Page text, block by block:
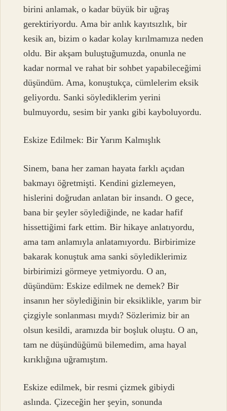
birini anlamak, o kadar büyük bir uğraş
gerektiriyordu. Ama bir anlık kayıtsızlık, bir
kesik an, bizim o kadar kolay kırılmamıza neden
oldu. Bir akşam buluştuğumuzda, onunla ne
kadar normal ve rahat bir sohbet yapabileceğimi
düşündüm. Ama, konuştukça, cümlelerim eksik
geliyordu. Sanki söylediklerim yerini
bulmuyordu, sesim bir yankı gibi kayboluyordu.
Eskize Edilmek: Bir Yarım Kalmışlık
Sinem, bana her zaman hayata farklı açıdan
bakmayı öğretmişti. Kendini gizlemeyen,
hislerini doğrudan anlatan bir insandı. O gece,
bana bir şeyler söylediğinde, ne kadar hafif
hissettiğimi fark ettim. Bir hikaye anlatıyordu,
ama tam anlamıyla anlatamıyordu. Birbirimize
bakarak konuştuk ama sanki söylediklerimiz
birbirimizi görmeye yetmiyordu. O an,
düşündüm: Eskize edilmek ne demek? Bir
insanın her söylediğinin bir eksiklikle, yarım bir
çizgiyle sonlanması mıydı? Sözlerimiz bir an
olsun kesildi, aramızda bir boşluk oluştu. O an,
tam ne düşündüğümü bilemedim, ama hayal
kırıklığına uğramıştım.
Eskize edilmek, bir resmi çizmek gibiydi
aslında. Çizeceğin her şeyin, sonunda